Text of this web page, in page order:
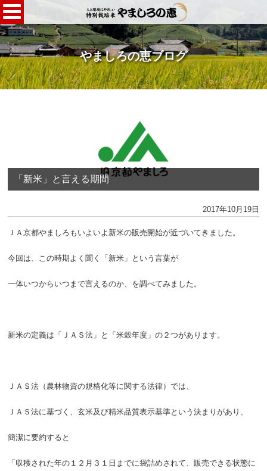
やましろの恵ブログ
「新米」と言える期間
2017年10月19日
ＪＡ京都やましろもいよいよ新米の販売開始が近づいてきました。
今回は、この時期よく聞く「新米」という言葉が
一体いつからいつまで言えるのか、を調べてみました。
新米の定義は「ＪＡＳ法」と「米穀年度」の２つがあります。
ＪＡＳ法（農林物資の規格化等に関する法律）では、
ＪＡＳ法に基づく、玄米及び精米品質表示基準という決まりがあり、
簡潔に要約すると
「収穫された年の１２月３１日までに袋詰めされて、販売できる状態に